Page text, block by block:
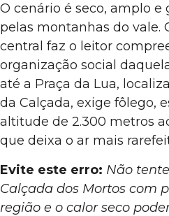
O cenário é seco, amplo e
pelas montanhas do vale.
central faz o leitor
organização social
até a Praça da Lua,
da Calçada, exige fôlego,
altitude de 2.300 metros
que deixa o ar mais
Evite este erro: Não
Calçada dos Mortos com
região e o calor seco